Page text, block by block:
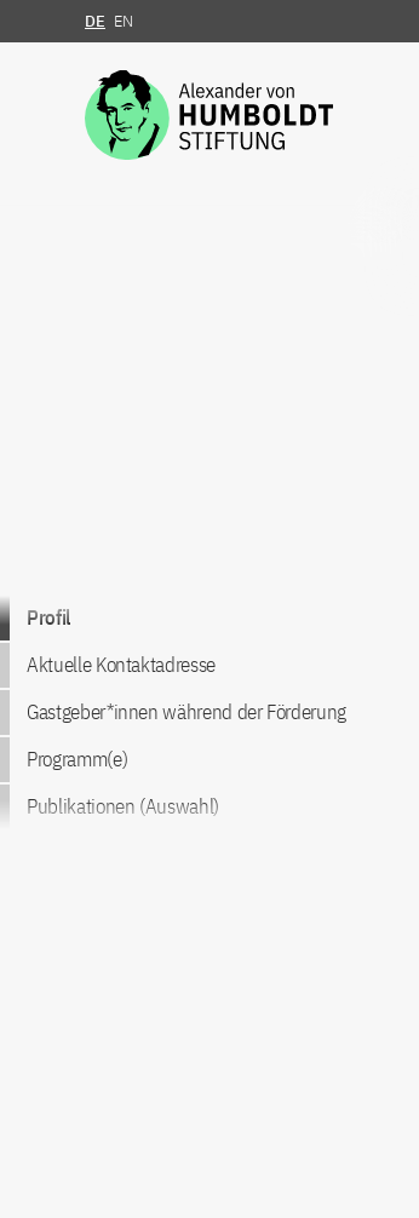
Zum Inhalt springen
DE EN
Zum Inhalt springen
Profil
Aktuelle Kontaktadresse
Gastgeber*innen während der Förderung
Programm(e)
Publikationen (Auswahl)